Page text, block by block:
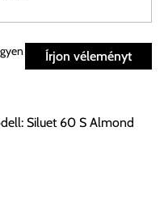
beérkezést követően
Stúdiójában
Írjon véleményt
Siluet 60 S Almond